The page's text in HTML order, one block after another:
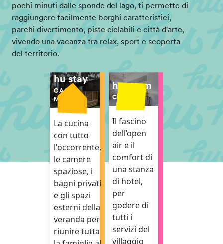
pochi minuti dalle sponde del lago, ti permette di
raggiungere facilmente borghi caratteristici,
parchi divertimento, piste ciclabili e città d'arte,
vivendo una vacanza tra relax, sport e scoperta
del territorio.
hu stay
CASE
MOBILI
La cucina
con tutto
l'occorrente,
le camere
spaziose, i
bagni privati
e gli spazi
esterni della
veranda per
riunire tutta
hu room
CAMERE
Il fascino
dell’open
air e il
comfort di
una stanza
di hotel,
per
godere di
tutti i
servizi del
villaggio